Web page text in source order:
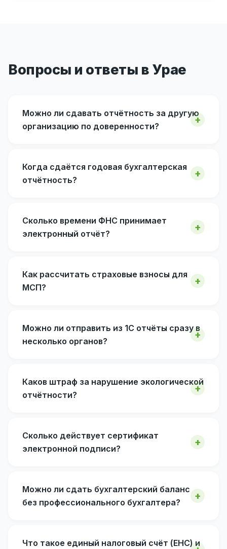
Вопросы и ответы в Урае
Можно ли сдавать отчётность за другую
организацию по доверенности?
Когда сдаётся годовая бухгалтерская
отчётность?
Сколько времени ФНС принимает
электронный отчёт?
Как рассчитать страховые взносы для
МСП?
Можно ли отправить из 1С отчёты сразу в
несколько органов?
Каков штраф за нарушение экологической
отчётности?
Сколько действует сертификат
электронной подписи?
Можно ли сдать бухгалтерский баланс
без профессионального бухгалтера?
Что такое единый налоговый счёт (ЕНС) и